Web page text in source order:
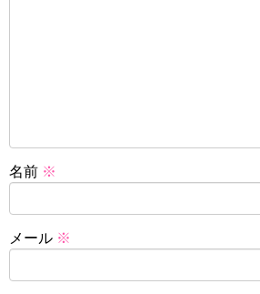
名前 ※
メール ※